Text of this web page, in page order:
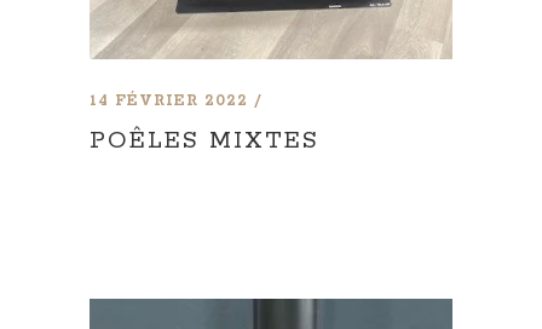
14 FÉVRIER 2022
POÊLES MIXTES